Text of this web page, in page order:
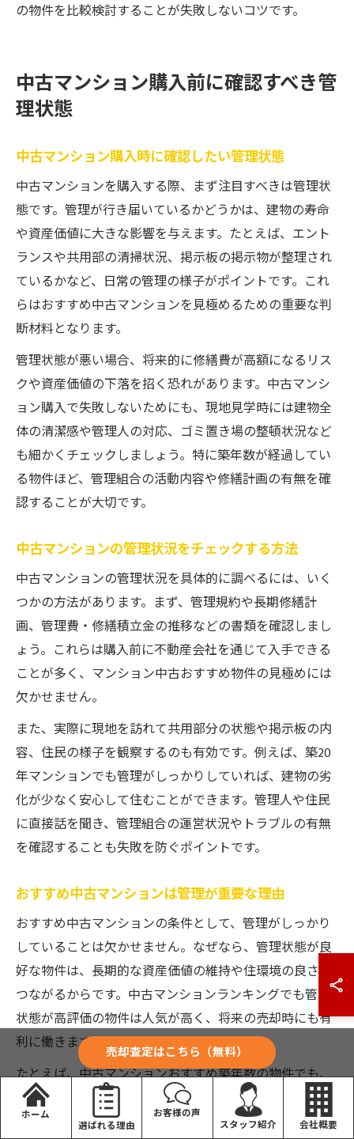
の物件を比較検討することが失敗しないコツです。
中古マンション購入前に確認すべき管
理状態
中古マンション購入時に確認したい管理状態
中古マンションを購入する際、まず注目すべきは管理状
態です。管理が行き届いているかどうかは、建物の寿命
や資産価値に大きな影響を与えます。たとえば、エント
ランスや共用部の清掃状況、掲示板の掲示物が整理され
ているかなど、日常の管理の様子がポイントです。これ
らはおすすめ中古マンションを見極めるための重要な判
断材料となります。
管理状態が悪い場合、将来的に修繕費が高額になるリス
クや資産価値の下落を招く恐れがあります。中古マンシ
ョン購入で失敗しないためにも、現地見学時には建物全
体の清潔感や管理人の対応、ゴミ置き場の整頓状況など
も細かくチェックしましょう。特に築年数が経過してい
る物件ほど、管理組合の活動内容や修繕計画の有無を確
認することが大切です。
中古マンションの管理状況をチェックする方法
中古マンションの管理状況を具体的に調べるには、いく
つかの方法があります。まず、管理規約や長期修繕計
画、管理費・修繕積立金の推移などの書類を確認しまし
ょう。これらは購入前に不動産会社を通じて入手できる
ことが多く、マンション中古おすすめ物件の見極めには
欠かせません。
また、実際に現地を訪れて共用部分の状態や掲示板の内
容、住民の様子を観察するのも有効です。例えば、築20
年マンションでも管理がしっかりしていれば、建物の劣
化が少なく安心して住むことができます。管理人や住民
に直接話を聞き、管理組合の運営状況やトラブルの有無
を確認することも失敗を防ぐポイントです。
おすすめ中古マンションは管理が重要な理由
おすすめ中古マンションの条件として、管理がしっかり
していることは欠かせません。なぜなら、管理状態が良
好な物件は、長期的な資産価値の維持や住環境の良さに
つながるからです。中古マンションランキングでも管理
状態が高評価の物件は人気が高く、将来の売却時にも有
利に働きます。
たとえば、中古マンションおすすめ築年数の物件でも、
管理組合が積極的に活動して定期的に修繕や点検を行っ
ていれば、見た目や機能面でも新築に引けを取りませ
売却査定はこちら（無料）
ホーム
選ばれる理由
お客様の声
スタッフ紹介
会社概要